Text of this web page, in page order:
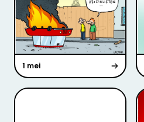
1 mei